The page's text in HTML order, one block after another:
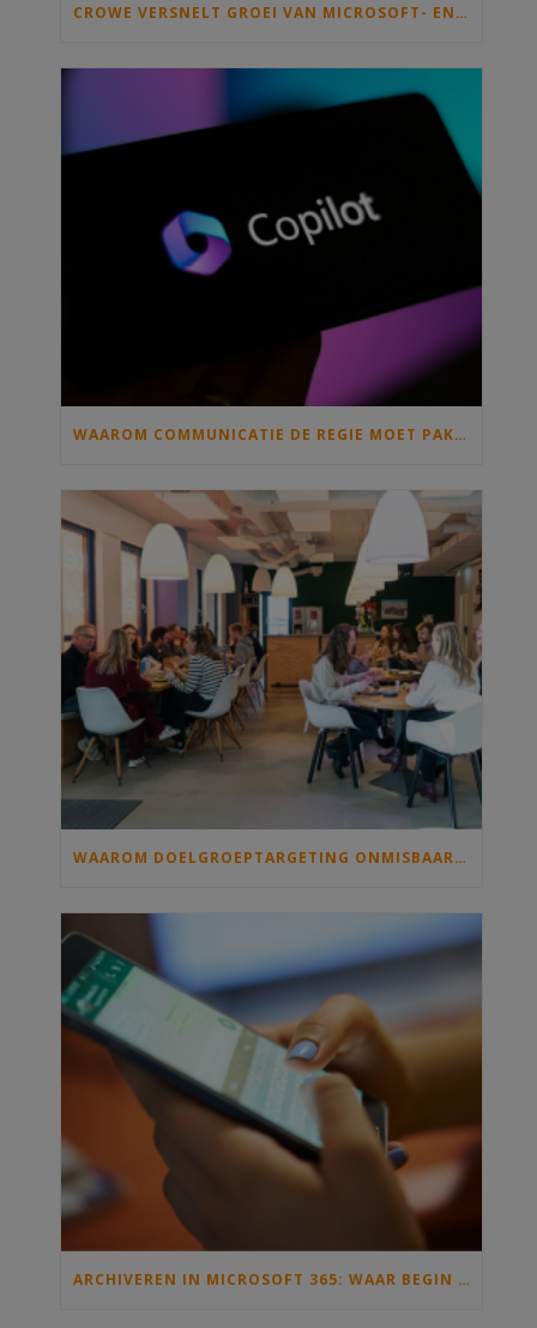
CROWE VERSNELT GROEI VAN MICROSOFT- EN SAMENWERKINGSDIENSTEN MET OVERNAME VAN C)SOLUTIONS
WAAROM COMMUNICATIE DE REGIE MOET PAKKEN ALS IEDEREEN MET COPILOT GAAT SCHRIJVEN
WAAROM DOELGROEPTARGETING ONMISBAAR IS OP JOUW INTRANET
ARCHIVEREN IN MICROSOFT 365: WAAR BEGIN JE MET INFORMATIEBEHEER EN DE ARCHIEFWET?